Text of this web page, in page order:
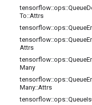
tensorflow::ops::Queue
To::Attrs
tensorflow::ops::Queue
tensorflow::ops::Queue
Attrs
tensorflow::ops::Queue
Many
tensorflow::ops::Queue
Many::Attrs
tensorflow::ops::QueueIs